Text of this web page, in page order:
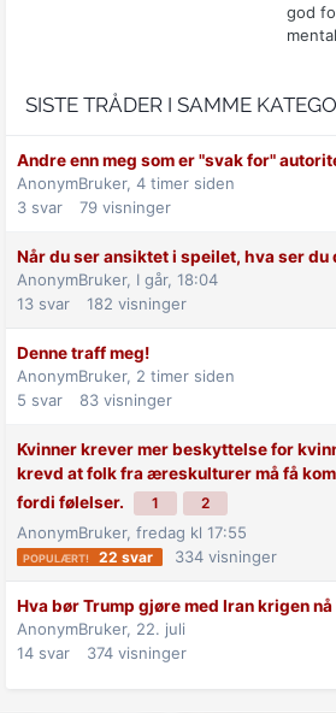
god
SISTE TRÅDER I SAMME
Andre enn meg som er "svak for"
AnonymBruker, 4 timer siden
3 svar 79 visninger
Når du ser ansiktet i speilet, hva ser du
AnonymBruker, I går, 18:04
13 svar 182 visninger
Denne traff meg!
AnonymBruker, 2 timer siden
5 svar 83 visninger
Kvinner krever mer beskyttelse for
krevd at folk fra æreskulturer må få
fordi følelser.
1 2
AnonymBruker, fredag kl 17:55
22 svar 334 visninger
Hva bør Trump gjøre med Iran krigen nå
AnonymBruker, 22. juli
14 svar 374 visninger